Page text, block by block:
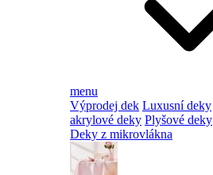
menu
Výprodej dek Luxusní deky
akrylové deky Plyšové deky
Deky z mikrovlákna